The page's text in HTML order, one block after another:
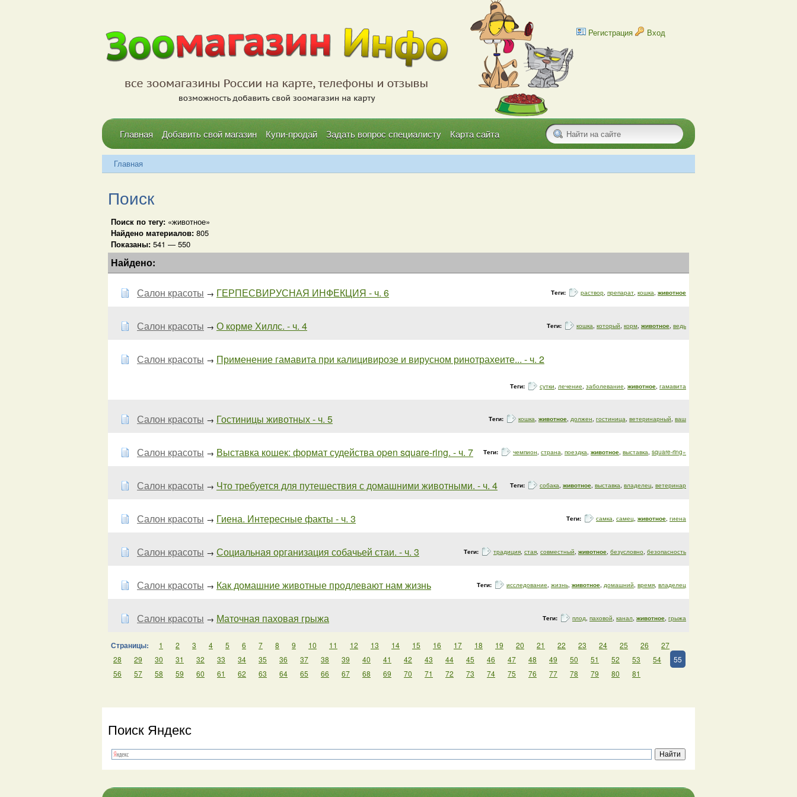
Регистрация Вход
Главная Добавить свой магазин Купи-продай Задать вопрос специалисту Карта сайта
Главная
Поиск
Поиск по тегу: «животное»
Найдено материалов: 805
Показаны: 541 — 550
Найдено:
Салон красоты → ГЕРПЕСВИРУСНАЯ ИНФЕКЦИЯ - ч. 6 Теги: раствор, препарат, кошка, животное
Салон красоты → О корме Хиллс. - ч. 4 Теги: кошка, который, корм, животное, ведь
Салон красоты → Применение гамавита при калицивирозе и вирусном ринотрахеите... - ч. 2
Теги: сутки, лечение, заболевание, животное, гамавита
Салон красоты → Гостиницы животных - ч. 5 Теги: кошка, животное, должен, гостиница, ветеринарный, ваш
Салон красоты → Выставка кошек: формат судейства оpen square-ring. - ч. 7 Теги: чемпион, страна, поездка, животное, выставка, square-ring»
Салон красоты → Что требуется для путешествия с домашними животными. - ч. 4 Теги: собака, животное, выставка, владелец, ветеринар
Салон красоты → Гиена. Интересные факты - ч. 3 Теги: самка, самец, животное, гиена
Салон красоты → Социальная организация собачьей стаи. - ч. 3 Теги: традиция, стая, совместный, животное, безусловно, безопасность
Салон красоты → Как домашние животные продлевают нам жизнь Теги: исследование, жизнь, животное, домашний, время, владелец
Салон красоты → Маточная паховая грыжа Теги: плод, паховой, канал, животное, грыжа
Страницы: 1 2 3 4 5 6 7 8 9 10 11 12 13 14 15 16 17 18 19 20 21 22 23 24 25 26
27
28
29 30 31 32 33 34 35 36 37 38 39 40 41 42 43 44 45 46 47 48 49 50 51 52 53 54
55
56
57 58 59 60 61 62 63 64 65 66 67 68 69 70 71 72 73 74 75 76 77 78 79 80 81
Поиск Яндекс